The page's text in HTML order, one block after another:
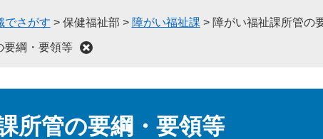
でさがす > 保健福祉部 > 障がい福祉課 > 障がい福祉課所管の
要綱・要領等
所管の要綱・要領等